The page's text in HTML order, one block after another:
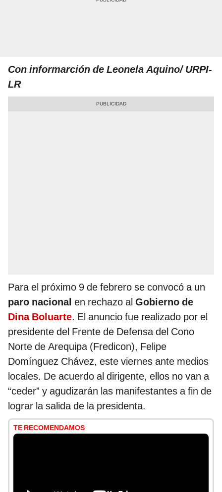
Con informarción de Leonela Aquino/ URPI-
LR
Para el próximo 9 de febrero se convocó a un
paro nacional en rechazo al Gobierno de
Dina Boluarte. El anuncio fue realizado por el
presidente del Frente de Defensa del Cono
Norte de Arequipa (Fredicon), Felipe
Domínguez Chávez, este viernes ante medios
locales. De acuerdo al dirigente, ellos no van a
“ceder” y agudizarán las manifestantes a fin de
lograr la salida de la presidenta.
TE RECOMENDAMOS